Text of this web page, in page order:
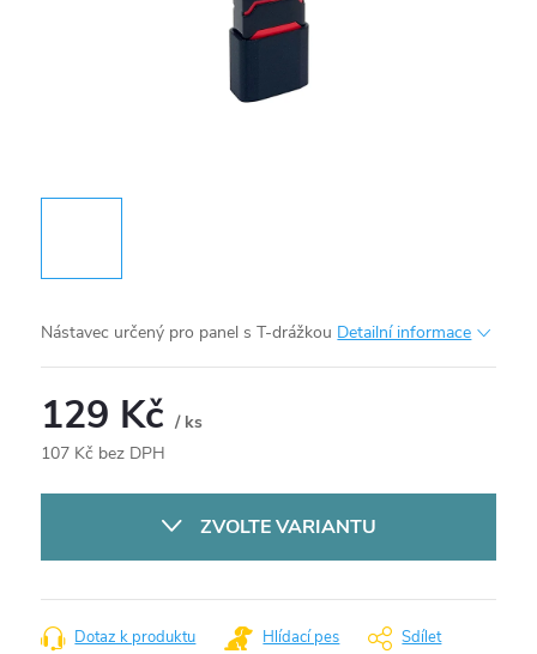
Nástavec určený pro panel s T-drážkou Detailní informace
129 Kč/ ks
107 Kč bez DPH
ZVOLTE VARIANTU
Dotaz k produktu Hlídací pes Sdílet